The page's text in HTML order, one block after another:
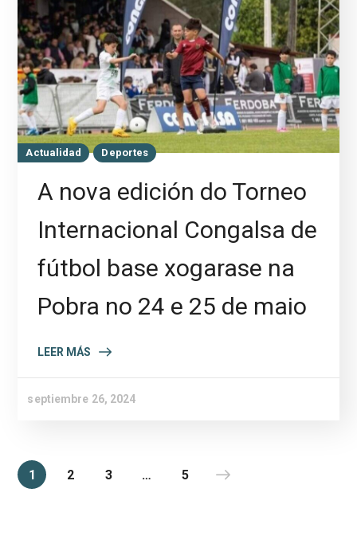
Actualidad Deportes
A nova edición do Torneo
Internacional Congalsa de
fútbol base xogarase na
Pobra no 24 e 25 de maio
LEER MÁS
septiembre 26, 2024
1 2 3 … 5